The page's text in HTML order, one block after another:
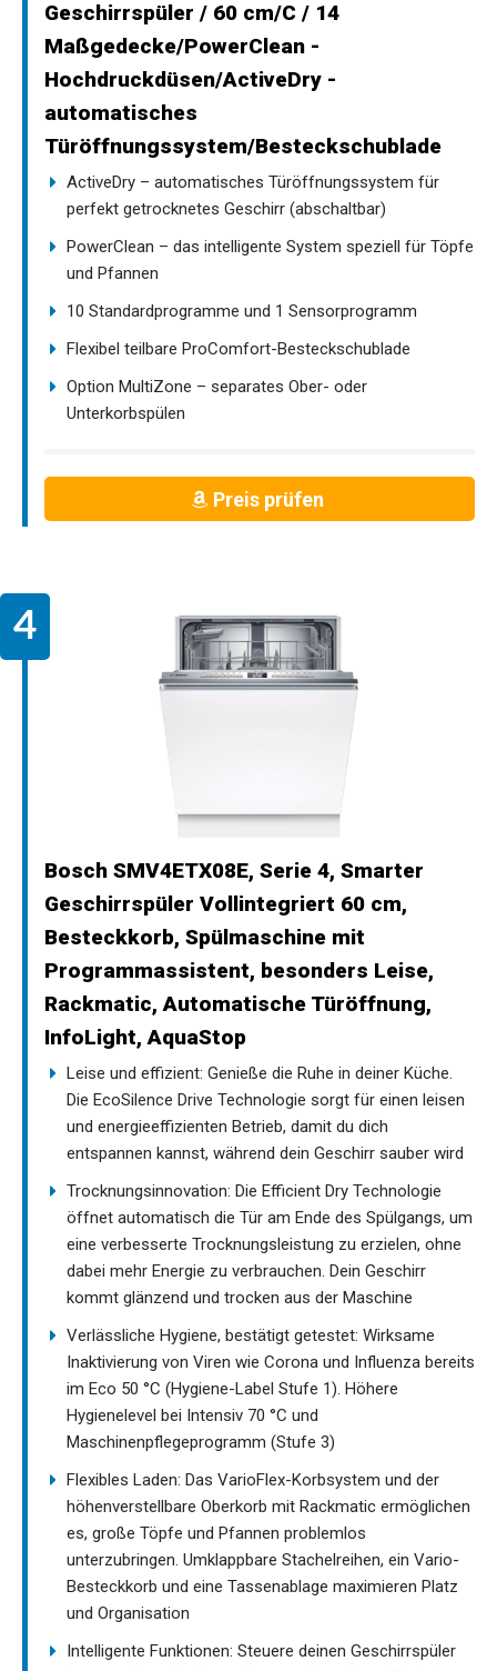
Geschirrspüler / 60 cm/C / 14
Maßgedecke/PowerClean -
Hochdruckdüsen/ActiveDry -
automatisches
Türöffnungssystem/Besteckschublade
ActiveDry – automatisches Türöffnungssystem für
perfekt getrocknetes Geschirr (abschaltbar)
PowerClean – das intelligente System speziell für Töpfe
und Pfannen
10 Standardprogramme und 1 Sensorprogramm
Flexibel teilbare ProComfort-Besteckschublade
Option MultiZone – separates Ober- oder
Unterkorbspülen
Preis prüfen
Bosch SMV4ETX08E, Serie 4, Smarter
Geschirrspüler Vollintegriert 60 cm,
Besteckkorb, Spülmaschine mit
Programmassistent, besonders Leise,
Rackmatic, Automatische Türöffnung,
InfoLight, AquaStop
Leise und effizient: Genieße die Ruhe in deiner Küche.
Die EcoSilence Drive Technologie sorgt für einen leisen
und energieeffizienten Betrieb, damit du dich
entspannen kannst, während dein Geschirr sauber wird
Trocknungsinnovation: Die Efficient Dry Technologie
öffnet automatisch die Tür am Ende des Spülgangs, um
eine verbesserte Trocknungsleistung zu erzielen, ohne
dabei mehr Energie zu verbrauchen. Dein Geschirr
kommt glänzend und trocken aus der Maschine
Verlässliche Hygiene, bestätigt getestet: Wirksame
Inaktivierung von Viren wie Corona und Influenza bereits
im Eco 50 °C (Hygiene-Label Stufe 1). Höhere
Hygienelevel bei Intensiv 70 °C und
Maschinenpflegeprogramm (Stufe 3)
Flexibles Laden: Das VarioFlex-Korbsystem und der
höhenverstellbare Oberkorb mit Rackmatic ermöglichen
es, große Töpfe und Pfannen problemlos
unterzubringen. Umklappbare Stachelreihen, ein Vario-
Besteckkorb und eine Tassenablage maximieren Platz
und Organisation
Intelligente Funktionen: Steuere deinen Geschirrspüler